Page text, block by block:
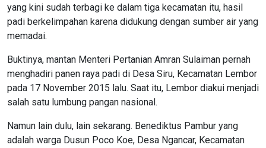
yang kini sudah terbagi ke dalam tiga kecamatan itu, hasil
padi berkelimpahan karena didukung dengan sumber air yang
memadai.
Buktinya, mantan Menteri Pertanian Amran Sulaiman pernah
menghadiri panen raya padi di Desa Siru, Kecamatan Lembor
pada 17 November 2015 lalu. Saat itu, Lembor diakui menjadi
salah satu lumbung pangan nasional.
Namun lain dulu, lain sekarang. Benediktus Pambur yang
adalah warga Dusun Poco Koe, Desa Ngancar, Kecamatan